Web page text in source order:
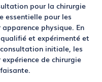
pour la chirurgie
essentielle pour les
physique. En
et expérimenté et
initiale, les
de chirurgie